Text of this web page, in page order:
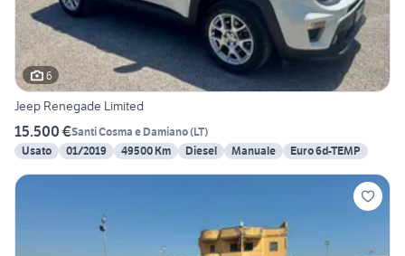
6
Jeep Renegade Limited
15.500 €Santi Cosma e Damiano(LT)
Usato
01/2019 49500 Km Diesel Manuale Euro 6d-TEMP